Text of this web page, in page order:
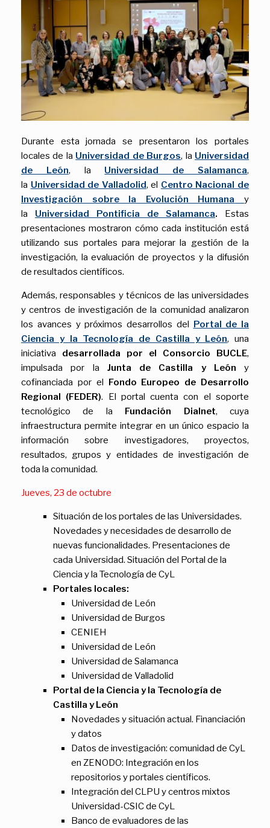
Durante esta jornada se presentaron los portales
locales de la Universidad de Burgos, la Universidad
de León, la Universidad de Salamanca,
la Universidad de Valladolid, el Centro Nacional de
Investigación sobre la Evolución Humana
y
la Universidad Pontificia de Salamanca. Estas
presentaciones mostraron cómo cada institución está
utilizando sus portales para mejorar la gestión de la
investigación, la evaluación de proyectos y la difusión
de resultados científicos.
Además, responsables y técnicos de las universidades
y centros de investigación de la comunidad analizaron
los avances y próximos desarrollos del
Portal de la
Ciencia y la Tecnología de Castilla y León, una
iniciativa desarrollada por el Consorcio BUCLE,
impulsada por la Junta de Castilla y León y
cofinanciada por el
Fondo Europeo de Desarrollo
Regional (FEDER). El portal cuenta con el soporte
tecnológico de la Fundación Dialnet, cuya
infraestructura permite integrar en un único espacio la
información sobre investigadores, proyectos,
resultados, grupos y entidades de investigación de
toda la comunidad.
Jueves, 23 de octubre
Situación de los portales de las Universidades.
Novedades y necesidades de desarrollo de
nuevas funcionalidades. Presentaciones de
cada Universidad. Situación del Portal de la
Ciencia y la Tecnología de CyL
Portales locales:
Universidad de León
Universidad de Burgos
CENIEH
Universidad de León
Universidad de Salamanca
Universidad de Valladolid
Portal de la Ciencia y la Tecnología de
Castilla y León
Novedades y situación actual. Financiación
y datos
Datos de investigación: comunidad de CyL
en ZENODO: Integración en los
repositorios y portales científicos.
Integración del CLPU y centros mixtos
Universidad-CSIC de CyL
Banco de evaluadores de las